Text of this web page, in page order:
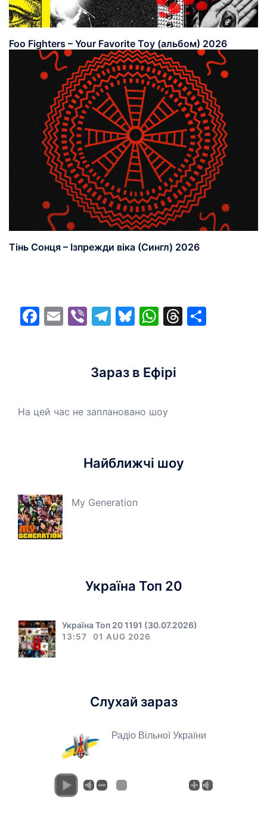
Foo Fighters – Your Favorite Toy (альбом) 2026
Тінь Сонця – Ізпрежди віка (Сингл) 2026
Facebook
EmailViberTelegram
Bluesky
WhatsApp
Threads
Зараз в Ефірі
На цей час не заплановано шоу
Найближчі шоу
My Generation
Україна Топ 20
Україна Топ 20 1191 (30.07.2026)
13:57 01 AUG 2026
Слухай зараз
Радіо Вільної України